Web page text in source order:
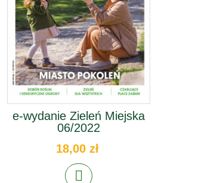
e-wydanie Zieleń Miejska
06/2022
18,00 zł